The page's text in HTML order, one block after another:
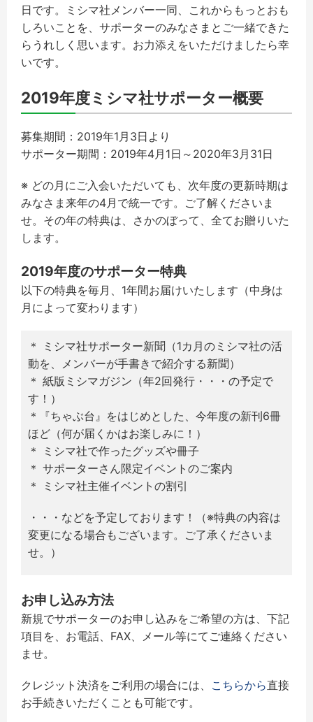
日です。ミシマ社メンバー一同、これからもっとおも
しろいことを、サポーターのみなさまとご一緒できた
らうれしく思います。お力添えをいただけましたら幸
いです。
2019年度ミシマ社サポーター概要
募集期間： 2019年1月 3日より
サポーター期間： 2019年4月 1日～ 2020年3月 31日
※ どの月にご入会いただいても、次年度の更新時期は
みなさま来年の4月で統一です。ご了解くださいま
せ。 その年の特典は、さかのぼって、全てお贈りいた
します。
2019年度のサポーター特典
以下の特典を毎月、1年間お届けいたします（中身は
月によって変わります）
＊ ミシマ社サポーター新聞（1カ月のミシマ社の活
動を、メンバーが手書きで紹介する新聞）
＊ 紙版ミシマガジン（年2回発行・・・の予定で
す！）
＊『ちゃぶ台』をはじめとした、今年度の新刊6冊
ほど（何が届くかはお楽しみに！）
＊ ミシマ社で作ったグッズや冊子
＊ サポーターさん限定イベントのご案内
＊ ミシマ社主催イベントの割引
・・・などを予定しております！（※特典の内容は
変更になる場合もございます。ご了承くださいま
せ。）
お申し込み方法
新規でサポーターのお申し込みをご希望の方は、下記
項目を、お電話、FAX、メール等にてご連絡ください
ませ。
クレジット決済をご利用の場合には、 こちらから直接
お手続きいただくことも可能です。